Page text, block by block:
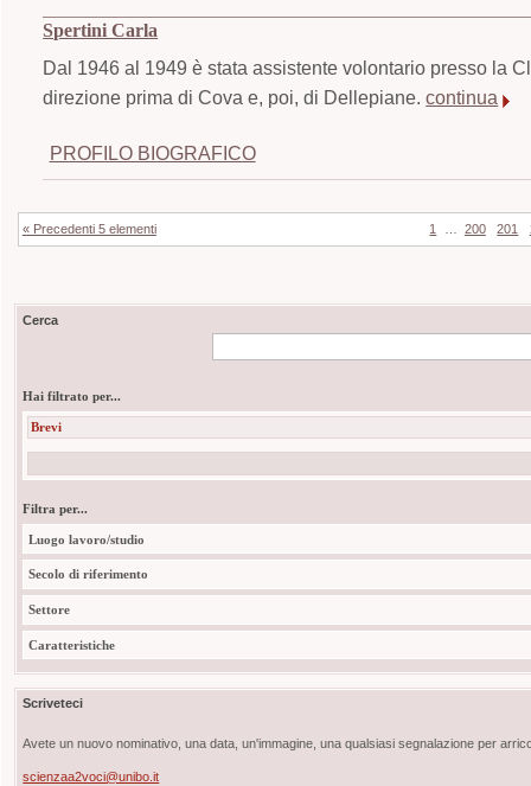
Spertini Carla
Dal 1946 al 1949 è stata assistente volontario presso la
direzione prima di Cova e, poi, di Dellepiane.continua
PROFILO BIOGRAFICO
« Precedenti 5 elementi 1 200 201
Cerca
Hai filtrato per...
Brevi
Filtra per...
Luogo lavoro/studio
Secolo di riferimento
Settore
Caratteristiche
Scriveteci
Avete un nuovo nominativo, una data, un'immagine, una qualsiasi segnalazione per
scienzaa2voci@unibo.it